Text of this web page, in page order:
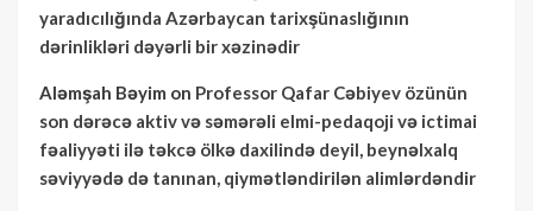
yaradıcılığında Azərbaycan tarixşünaslığının
dərinlikləri dəyərli bir xəzinədir
Aləmşah Bəyim on Professor Qafar Cəbiyev özünün
son dərəcə aktiv və səmərəli elmi-pedaqoji və ictimai
fəaliyyəti ilə təkcə ölkə daxilində deyil, beynəlxalq
səviyyədə də tanınan, qiymətləndirilən alimlərdəndir